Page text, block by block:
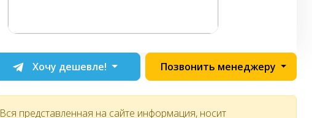
Хочу дешевле! Позвонить менеджеру
Вся представленная на сайте информация, носит